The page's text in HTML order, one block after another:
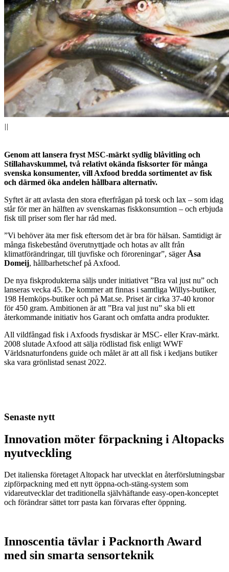
||
Genom att lansera fryst MSC-märkt sydlig blåvitling och
Stillahavskummel, två relativt okända fisksorter för många
svenska konsumenter, vill Axfood bredda sortimentet av fisk
och därmed öka andelen hållbara alternativ.
Syftet är att avlasta den stora efterfrågan på torsk och lax – som idag
står för mer än hälften av svenskarnas fiskkonsumtion – och erbjuda
fisk till priser som fler har råd med.
”Vi behöver äta mer fisk eftersom det är bra för hälsan. Samtidigt är
många fiskebestånd överutnyttjade och hotas av allt från
klimatförändringar, till tjuvfiske och föroreningar”, säger Åsa
Domeij, hållbarhetschef på Axfood.
De nya fiskprodukterna säljs under initiativet ”Bra val just nu” och
lanseras vecka 45. De kommer att finnas i samtliga Willys-butiker,
198 Hemköps-butiker och på Mat.se. Priset är cirka 37-40 kronor
för 450 gram. Ambitionen är att ”Bra val just nu” ska bli ett
återkommande initiativ hos Garant och omfatta andra produkter.
All vildfångad fisk i Axfoods frysdiskar är MSC- eller Krav-märkt.
2008 slutade Axfood att sälja rödlistad fisk enligt WWF
Världsnaturfondens guide och målet är att all fisk i kedjans butiker
ska vara grönlistad senast 2022.
Senaste nytt
Innovation möter förpackning i Altopacks
nyutveckling
Det italienska företaget Altopack har utvecklat en återförslutningsbar
zipförpackning med ett nytt öppna-och-stäng-system som
vidareutvecklar det traditionella självhäftande easy-open-konceptet
och förändrar sättet torr pasta kan förvaras efter öppning.
Innoscentia tävlar i Packnorth Award
med sin smarta sensorteknik